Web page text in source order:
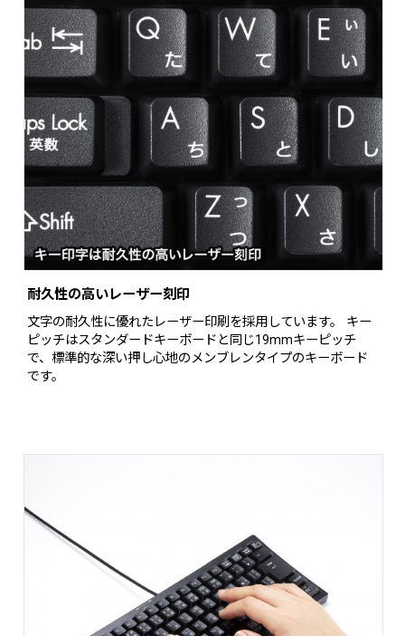
耐久性の高いレーザー刻印
文字の耐久性に優れたレーザー印刷を採用しています。 キー
ピッチはスタンダードキーボードと同じ19mmキーピッチ
で、標準的な深い押し心地のメンブレンタイプのキーボード
です。